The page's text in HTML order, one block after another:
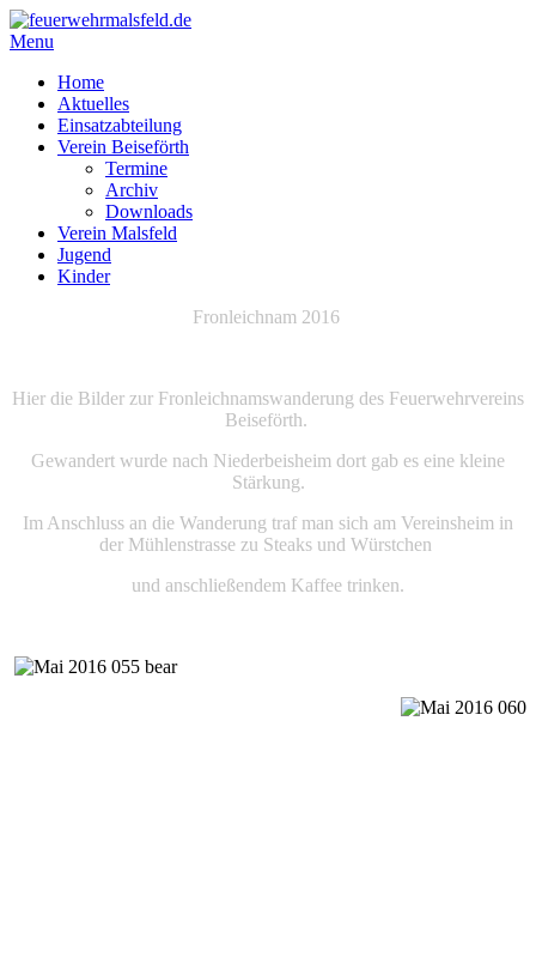
Menu
Home
Aktuelles
Einsatzabteilung
Verein Beiseförth
Termine
Archiv
Downloads
Verein Malsfeld
Jugend
Kinder
Fronleichnam 2016
Hier die Bilder zur Fronleichnamswanderung des Feuerwehrvereins
Beiseförth.
Gewandert wurde nach Niederbeisheim dort gab es eine kleine
Stärkung.
Im Anschluss an die Wanderung traf man sich am Vereinsheim in
der Mühlenstrasse zu Steaks und Würstchen
und anschließendem Kaffee trinken.